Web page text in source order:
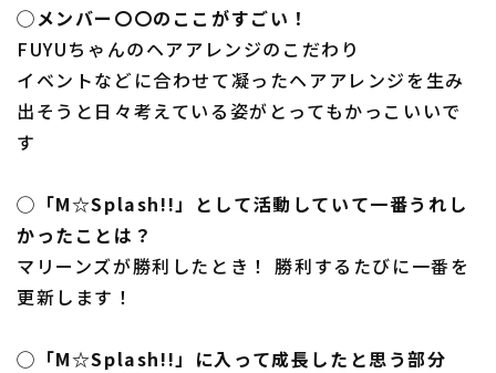
◯メンバー〇〇のここがすごい！
FUYUちゃんのヘアアレンジのこだわり
イベントなどに合わせて凝ったヘアアレンジを生み
出そうと日々考えている姿がとってもかっこいいで
す
◯「M☆Splash!!」として活動していて一番うれし
かったことは？
マリーンズが勝利したとき！ 勝利するたびに一番を
更新します！
◯「M☆Splash!!」に入って成長したと思う部分